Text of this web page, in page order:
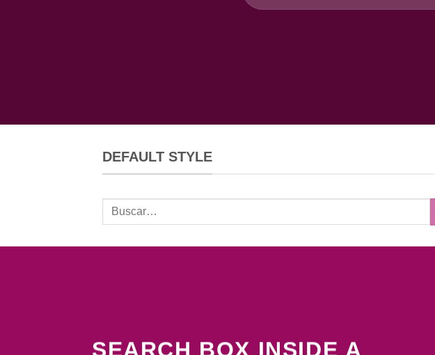
por:
DEFAULT STYLE
Buscar
SEARCH BOX INSIDE A